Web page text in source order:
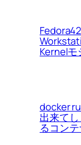
Kernel
docker
出来て
るコン